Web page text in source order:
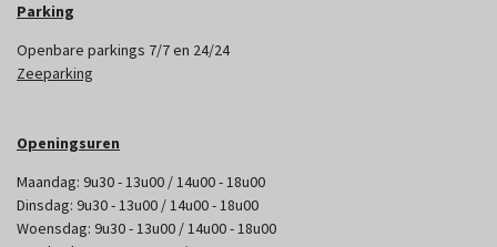
Parking
Openbare parkings 7/7 en 24/24
Zeeparking
Openingsuren
Maandag: 9u30 - 13u00 / 14u00 - 18u00
Dinsdag: 9u30 - 13u00 / 14u00 - 18u00
Woensdag: 9u30 - 13u00 / 14u00 - 18u00